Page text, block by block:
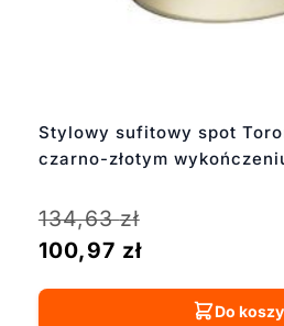
Stylowy sufitowy spot
czarno-złotym
134,63zł
100,97 zł
Do